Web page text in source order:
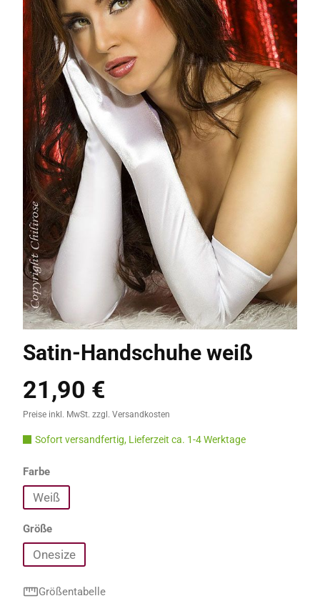
Satin-Handschuhe weiß
Regulärer Preis:
21,90 €
Preise inkl. MwSt. zzgl. Versandkosten
Sofort versandfertig, Lieferzeit ca. 1-4 Werktage
Farbeauswählen
Weiß
Größeauswählen
Onesize
Größentabelle